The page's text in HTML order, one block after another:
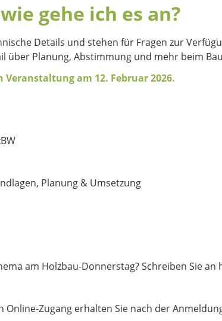
gehe ich es an?
Details und stehen für Fragen zur
über Planung, Abstimmung und mehr beim
am 12. Februar 2026.
Planung & Umsetzung
am Holzbau-Donnerstag? Schreiben Sie
Zugang erhalten Sie nach der